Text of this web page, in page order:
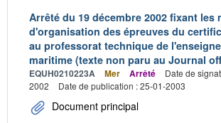
Arrêté du 19 décembre 2002 fixant les
d'organisation des épreuves du
au professorat technique de
maritime (texte non paru au Journal
EQUH0210223A Mer Arrêté
Date de
2002
Date de publication : 25-01-2003
Document principal